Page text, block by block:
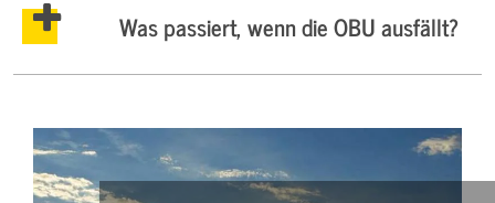
Was passiert, wenn die OBU ausfällt?